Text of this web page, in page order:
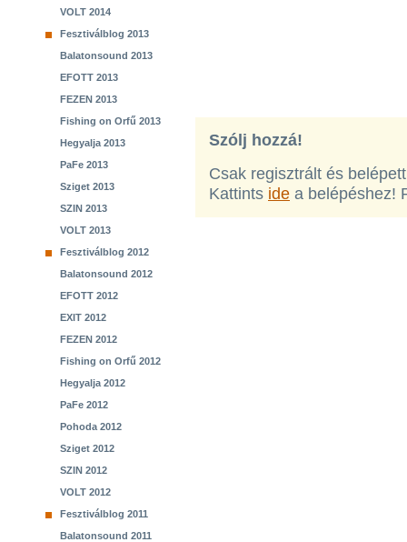
VOLT 2014
Fesztiválblog 2013
Balatonsound 2013
EFOTT 2013
FEZEN 2013
Fishing on Orfű 2013
Hegyalja 2013
PaFe 2013
Sziget 2013
SZIN 2013
VOLT 2013
Fesztiválblog 2012
Balatonsound 2012
EFOTT 2012
EXIT 2012
FEZEN 2012
Fishing on Orfű 2012
Hegyalja 2012
PaFe 2012
Pohoda 2012
Sziget 2012
SZIN 2012
VOLT 2012
Fesztiválblog 2011
Balatonsound 2011
Szólj hozzá!
Csak regisztrált és
Kattints ide a belépéshez!